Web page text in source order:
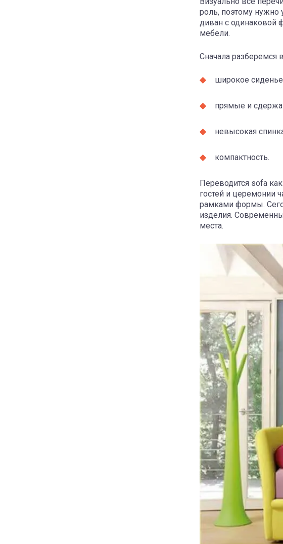
роль, поэтому нужно
диван с одинаковой
мебели.
Сначала разберемся
широкое
прямые и
невысокая
компактность.
Переводится sofa
гостей и церемонии
рамками формы.
изделия.
места.